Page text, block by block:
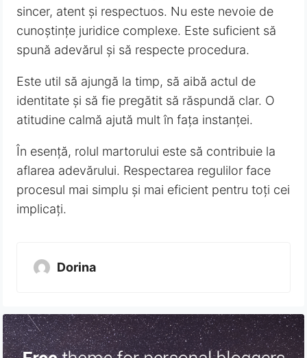
sincer, atent și respectuos. Nu este nevoie de
cunoștințe juridice complexe. Este suficient să
spună adevărul și să respecte procedura.
Este util să ajungă la timp, să aibă actul de
identitate și să fie pregătit să răspundă clar. O
atitudine calmă ajută mult în fața instanței.
În esență, rolul martorului este să contribuie la
aflarea adevărului. Respectarea regulilor face
procesul mai simplu și mai eficient pentru toți cei
implicați.
Dorina